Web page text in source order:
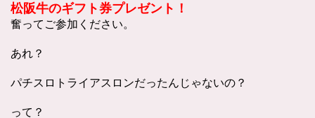
松阪牛のギフト券プレゼント！
奮ってご参加ください。
あれ？
パチスロトライアスロンだったんじゃないの？
って？